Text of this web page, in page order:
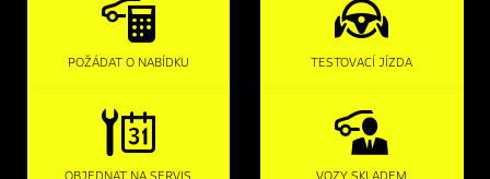
POŽÁDAT O NABÍDKU TESTOVACÍ JÍZDA